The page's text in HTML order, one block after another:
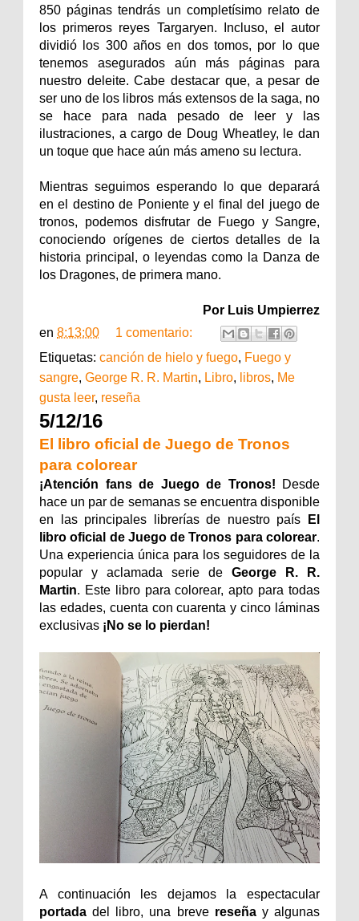
850 páginas tendrás un completísimo relato de
los primeros reyes Targaryen. Incluso, el autor
dividió los 300 años en dos tomos, por lo que
tenemos asegurados aún más páginas para
nuestro deleite. Cabe destacar que, a pesar de
ser uno de los libros más extensos de la saga, no
se hace para nada pesado de leer y las
ilustraciones, a cargo de Doug Wheatley, le dan
un toque que hace aún más ameno su lectura.
Mientras seguimos esperando lo que deparará
en el destino de Poniente y el final del juego de
tronos, podemos disfrutar de Fuego y Sangre,
conociendo orígenes de ciertos detalles de la
historia principal, o leyendas como la Danza de
los Dragones, de primera mano.
Por Luis Umpierrez
en 8:13:00
1 comentario:
Etiquetas: canción de hielo y fuego, Fuego y
sangre, George R. R. Martin, Libro, libros, Me
gusta leer, reseña
5/12/16
El libro oficial de Juego de Tronos
para colorear
¡Atención fans de Juego de Tronos! Desde
hace un par de semanas se encuentra disponible
en las principales librerías de nuestro país
El
libro oficial de Juego de Tronos para colorear.
Una experiencia única para los seguidores de la
popular y aclamada serie de George R. R.
Martin. Este libro para colorear, apto para todas
las edades, cuenta con cuarenta y cinco láminas
exclusivas ¡No se lo pierdan!
A continuación les dejamos la espectacular
portadadel libro, una breve reseña y algunas